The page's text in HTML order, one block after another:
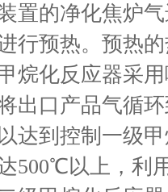
的净化焦炉气
行预热。预热
烷化反应器采
出口产品气循
达到控制一级
500℃以上，利